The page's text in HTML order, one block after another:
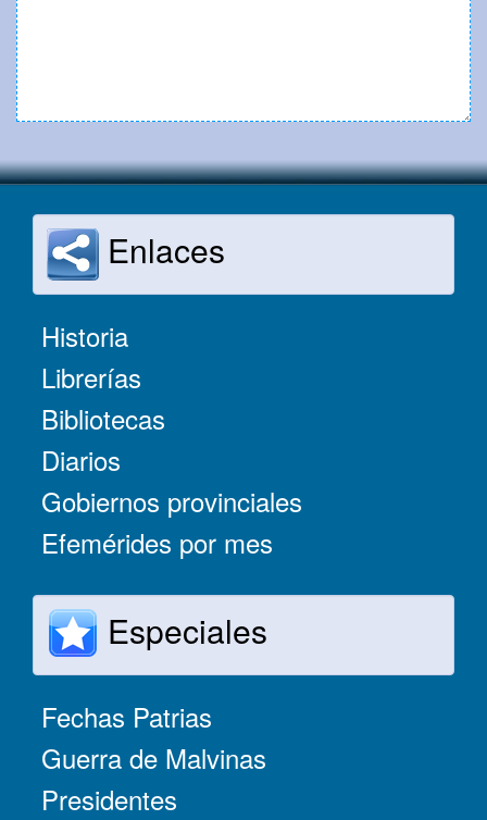
Enlaces
Historia
Librerías
Bibliotecas
Diarios
Gobiernos provinciales
Efemérides por mes
Especiales
Fechas Patrias
Guerra de Malvinas
Presidentes